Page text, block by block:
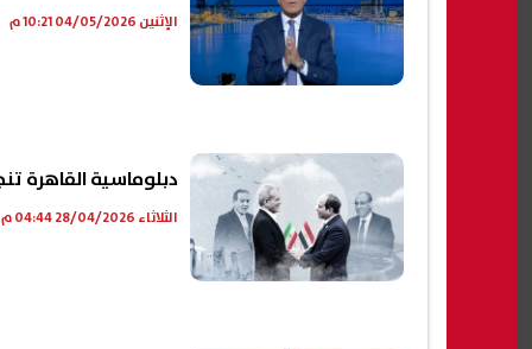
الإثنين 04/05/2026 10:21 م
دبلوماسية القاهرة
الثلاثاء 28/04/2026 04:44 م